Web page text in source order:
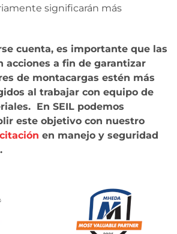
significarán más
cuenta, es importante que las
acciones a fin de garantizar
de montacargas estén más
al trabajar con equipo de
En SEIL podemos
este objetivo con nuestro
en manejo y seguridad